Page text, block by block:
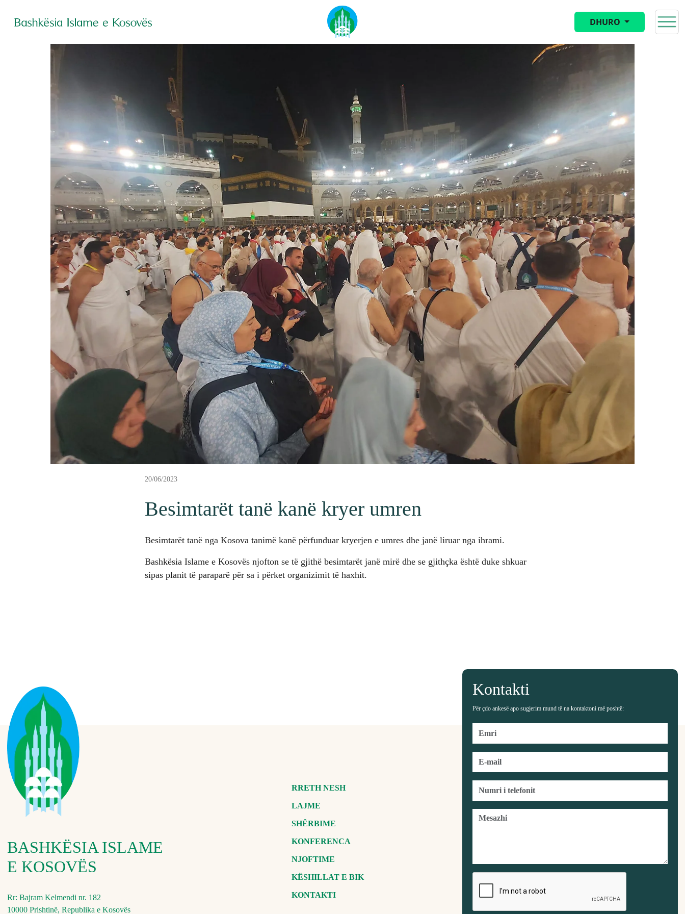
DHURO
20/06/2023
Besimtarët tanë kanë kryer umren
Besimtarët tanë nga Kosova tanimë kanë përfunduar kryerjen e umres dhe janë liruar nga ihrami.
Bashkësia Islame e Kosovës njofton se të gjithë besimtarët janë mirë dhe se gjithçka është duke shkuar
sipas planit të paraparë për sa i përket organizimit të haxhit.
BASHKËSIA ISLAME
E KOSOVËS
Rr: Bajram Kelmendi nr. 182
10000 Prishtinë, Republika e Kosovës
RRETH NESH
LAJME
SHËRBIME
KONFERENCA
NJOFTIME
KËSHILLAT E BIK
KONTAKTI
Kontakti
Për çdo ankesë apo sugjerim mund të na kontaktoni më poshtë: